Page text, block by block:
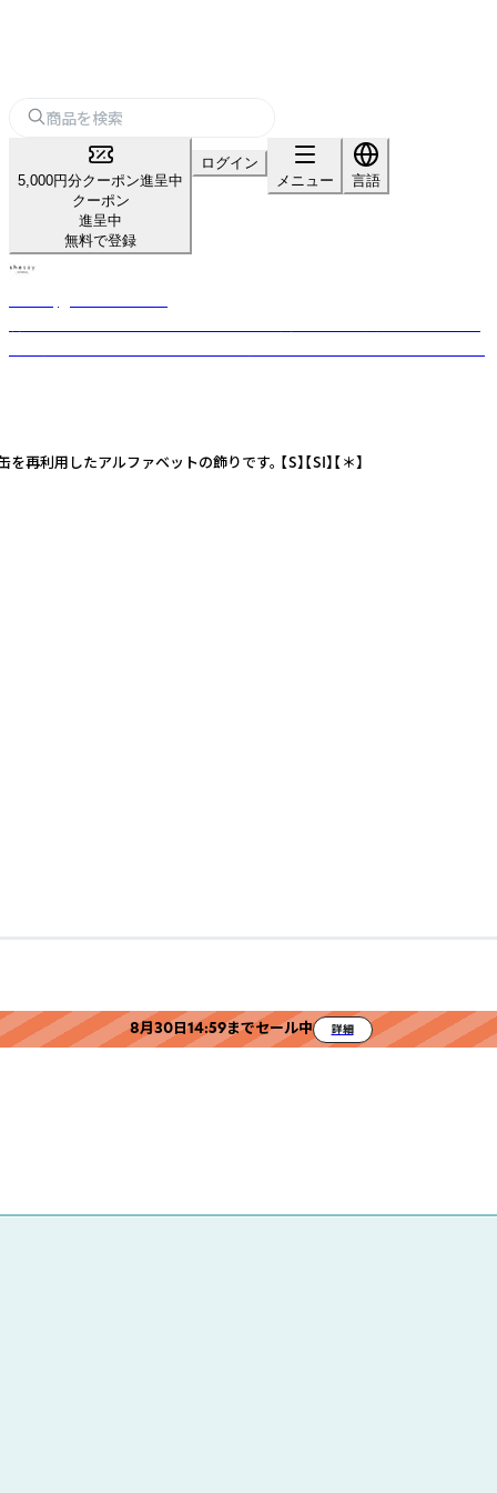
5,000円分クーポン進呈中
クーポン
進呈中
無料で登録
ログイン
メニュー
言語
用したアルファベットの飾りです。 【S】【SI】【＊】
8月30日14:59までセール中 詳細